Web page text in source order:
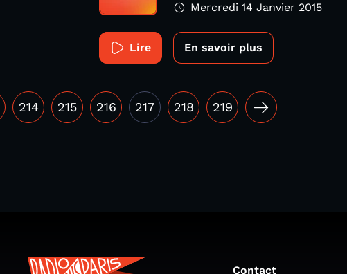
Mercredi 14 Janvier 2015
Lire En savoir plus
214 215 216 217 218 219
Contact